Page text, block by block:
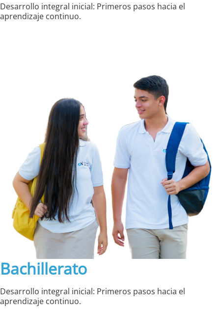
Desarrollo integral inicial: Primeros pasos hacia el
aprendizaje continuo.
Bachillerato
Desarrollo integral inicial: Primeros pasos hacia el
aprendizaje continuo.